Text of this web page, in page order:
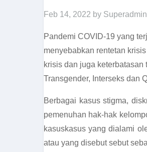
Feb 14, 2022 by
Pandemi COVID-19 yang
menyebabkan rentetan
krisis dan juga
Transgender, Interseks dan
Berbagai kasus stigma,
pemenuhan hak-hak
kasuskasus yang dialami
atau yang disebut sebut